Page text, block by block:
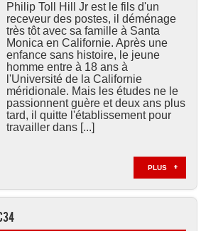
Philip Toll Hill Jr est le fils d'un
receveur des postes, il déménage
très tôt avec sa famille à Santa
Monica en Californie. Après une
enfance sans histoire, le jeune
homme entre à 18 ans à
l'Université de la Californie
méridionale. Mais les études ne le
passionnent guère et deux ans plus
tard, il quitte l'établissement pour
travailler dans [...]
PLUS